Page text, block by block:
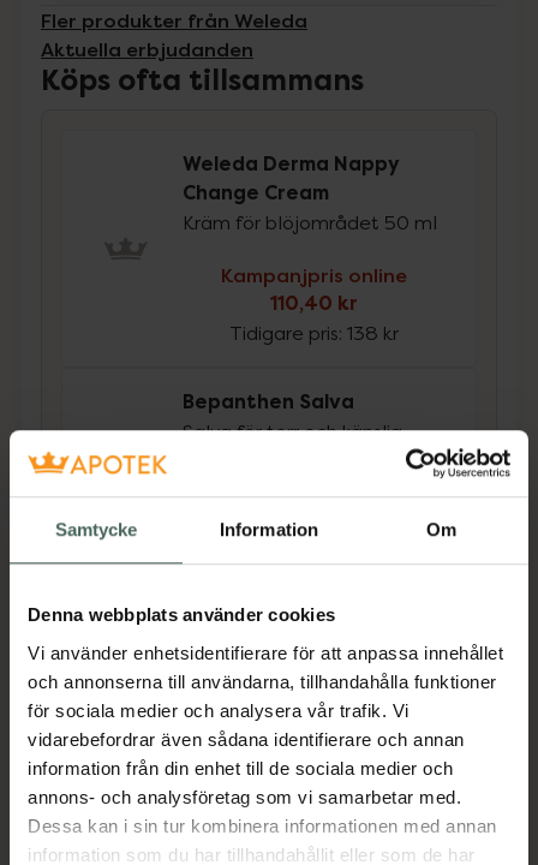
Samtycke Information Om
Denna webbplats använder cookies
Vi använder enhetsidentifierare för att anpassa innehållet
och annonserna till användarna, tillhandahålla funktioner
för sociala medier och analysera vår trafik. Vi
vidarebefordrar även sådana identifierare och annan
information från din enhet till de sociala medier och
annons- och analysföretag som vi samarbetar med.
Dessa kan i sin tur kombinera informationen med annan
information som du har tillhandahållit eller som de har
Fler produkter från Weleda
Aktuella erbjudanden
Köps ofta tillsammans
Weleda Derma Nappy
Change Cream
Kräm för blöjområdet 50 ml
Kampanjpris online
110,40 kr
Tidigare pris: 138 kr
Bepanthen Salva
Salva för torr och känslig
50 kr
Beskrivning Dölj
Effektiv vård för mycket känslig hud som
skyddar och mjukgör den ömtåliga huden i